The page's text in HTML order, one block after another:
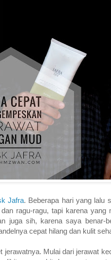
Jafra. Beberapa hari yang lalu
ragu-ragu, tapi karena
juga sih, karena saya benar-
cepat hilang dan kulit
Mulai dari jerawat